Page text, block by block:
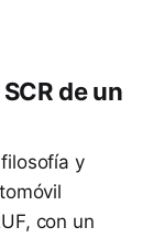
de un
y
con un